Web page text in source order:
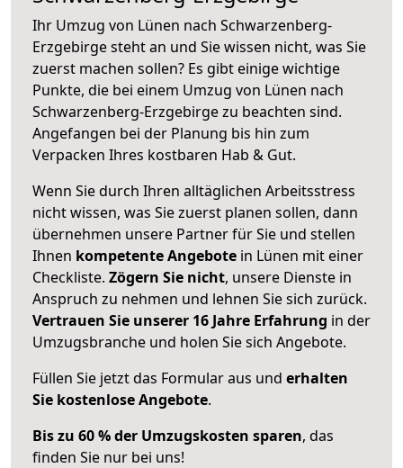
Ihr Umzug von Lünen nach Schwarzenberg-
Erzgebirge steht an und Sie wissen nicht, was Sie
zuerst machen sollen? Es gibt einige wichtige
Punkte, die bei einem Umzug von Lünen nach
Schwarzenberg-Erzgebirge zu beachten sind.
Angefangen bei der Planung bis hin zum
Verpacken Ihres kostbaren Hab & Gut.
Wenn Sie durch Ihren alltäglichen Arbeitsstress
nicht wissen, was Sie zuerst planen sollen, dann
übernehmen unsere Partner für Sie und stellen
Ihnen kompetente Angebote in Lünen mit einer
Checkliste. Zögern Sie nicht, unsere Dienste in
Anspruch zu nehmen und lehnen Sie sich zurück.
Vertrauen Sie unserer 16 Jahre Erfahrung in der
Umzugsbranche und holen Sie sich Angebote.
Füllen Sie jetzt das Formular aus und erhalten
Sie kostenlose Angebote.
Bis zu 60 % der Umzugskosten sparen, das
finden Sie nur bei uns!